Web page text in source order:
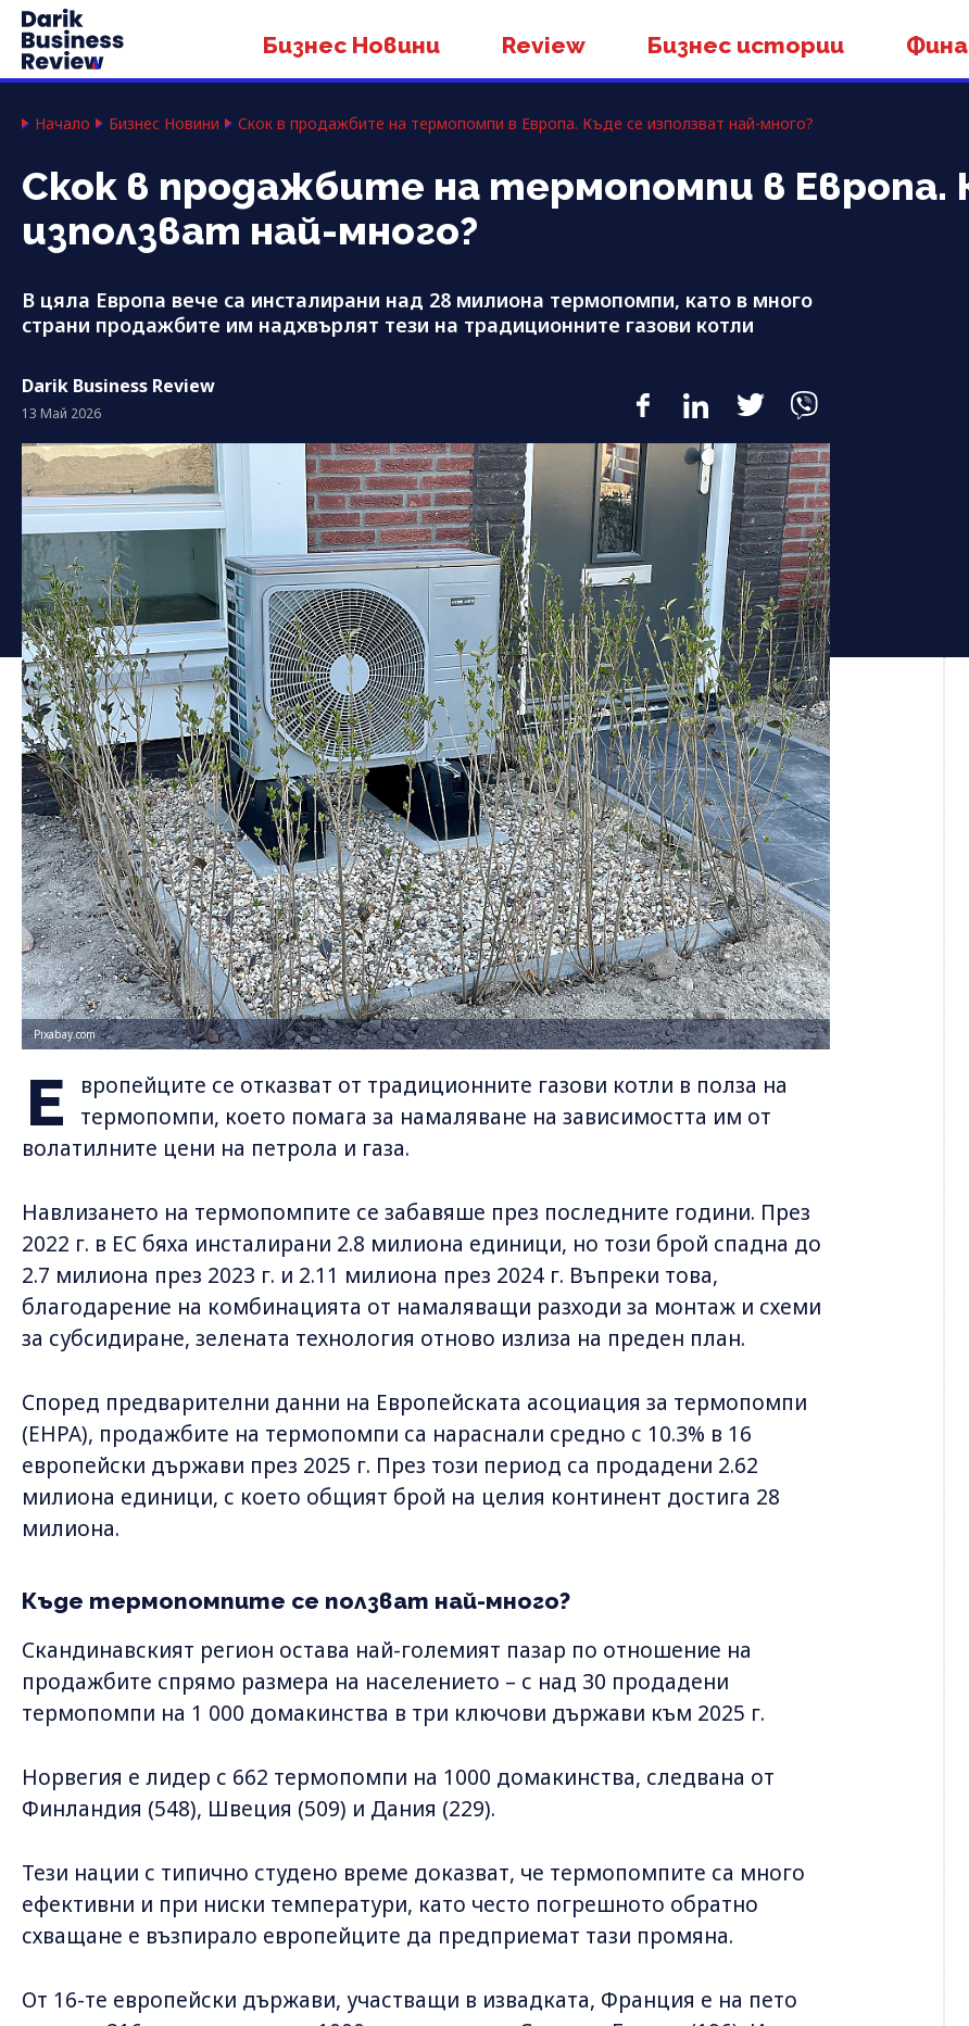
Бизнес Новини Review Бизнес истории
Начало Бизнес Новини Скок в продажбите на термопомпи в Европа. Къде се използват най-много?
Скок в продажбите на термопомпи в Европа.
използват най-много?
В цяла Европа вече са инсталирани над 28 милиона термопомпи, като в много
страни продажбите им надхвърлят тези на традиционните газови котли
Darik Business Review
13 Май 2026
Pixabay.com
Е
вропейците се отказват от традиционните газови котли в полза на
термопомпи, което помага за намаляване на зависимостта им от
волатилните цени на петрола и газа.
Навлизането на термопомпите се забавяше през последните години. През
2022 г. в ЕС бяха инсталирани 2.8 милиона единици, но този брой спадна до
2.7 милиона през 2023 г. и 2.11 милиона през 2024 г. Въпреки това,
благодарение на комбинацията от намаляващи разходи за монтаж и схеми
за субсидиране, зелената технология отново излиза на преден план.
Според предварителни данни на Европейската асоциация за термопомпи
(EHPA), продажбите на термопомпи са нараснали средно с 10.3% в 16
европейски държави през 2025 г. През този период са продадени 2.62
милиона единици, с което общият брой на целия континент достига 28
милиона.
Къде термопомпите се ползват най-много?
Скандинавският регион остава най-големият пазар по отношение на
продажбите спрямо размера на населението – с над 30 продадени
термопомпи на 1 000 домакинства в три ключови държави към 2025 г.
Норвегия е лидер с 662 термопомпи на 1000 домакинства, следвана от
Финландия (548), Швеция (509) и Дания (229).
Тези нации с типично студено време доказват, че термопомпите са много
ефективни и при ниски температури, като често погрешното обратно
схващане е възпирало европейците да предприемат тази промяна.
От 16-те европейски държави, участващи в извадката, Франция е на пето